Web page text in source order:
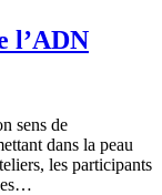
l’ADN
sens de
dans la peau
les participants